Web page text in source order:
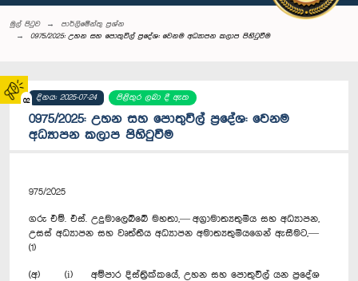
02
මුල් පිටුව
පාර්ලි‌මේන්තු‌ ප්‍රශ්න
0975/2025: උහන සහ පොතුවිල් ප්‍රදේශ: වෙනම අධ්‍යාපන කලාප පිහිටුවීම
දිනය: 2025-07-24 පිළිතුර ලබා දී ඇත
0975/2025: උහන සහ පොතුවිල් ප්‍රදේශ: වෙනම
අධ්‍යාපන කලාප පිහිටුවීම
975/2025
ගරු එම්. එස්. උදුමාලෙබ්බේ මහතා,— අග්‍රාමාත්‍යතුමිය සහ අධ්‍යාපන,
උසස් අධ්‍යාපන සහ වෘත්තීය අධ්‍යාපන අමාත්‍යතුමියගෙන් ඇසීමට,—
(1)
(අ) (i) අම්පාර දිස්ත්‍රික්කයේ, උහන සහ පොතුවිල් යන ප්‍රදේශ